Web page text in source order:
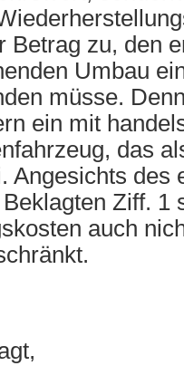
Betrag zu, den
Umbau
müsse.
ein mit
das
Angesichts des
Ziff. 1
auch